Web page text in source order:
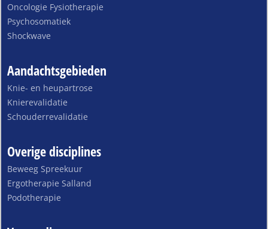
Oncologie Fysiotherapie
Psychosomatiek
Shockwave
Aandachtsgebieden
Knie- en heupartrose
Knierevalidatie
Schouderrevalidatie
Overige disciplines
Beweeg Spreekuur
Ergotherapie Salland
Podotherapie